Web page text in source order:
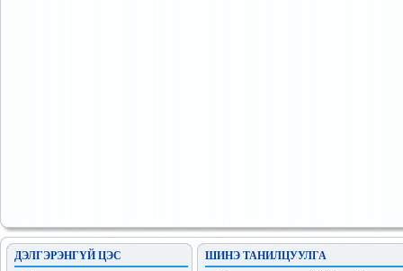
ДЭЛГЭРЭНГҮЙ ЦЭС
ШИНЭ ТАНИЛЦУУЛГА